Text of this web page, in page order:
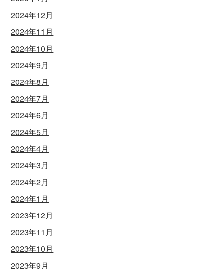
2024年12月
2024年11月
2024年10月
2024年9月
2024年8月
2024年7月
2024年6月
2024年5月
2024年4月
2024年3月
2024年2月
2024年1月
2023年12月
2023年11月
2023年10月
2023年9月